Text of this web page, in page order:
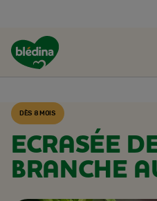
ACCUEIL
DÈS 8 MOIS
ECRASÉE
BRANCHE